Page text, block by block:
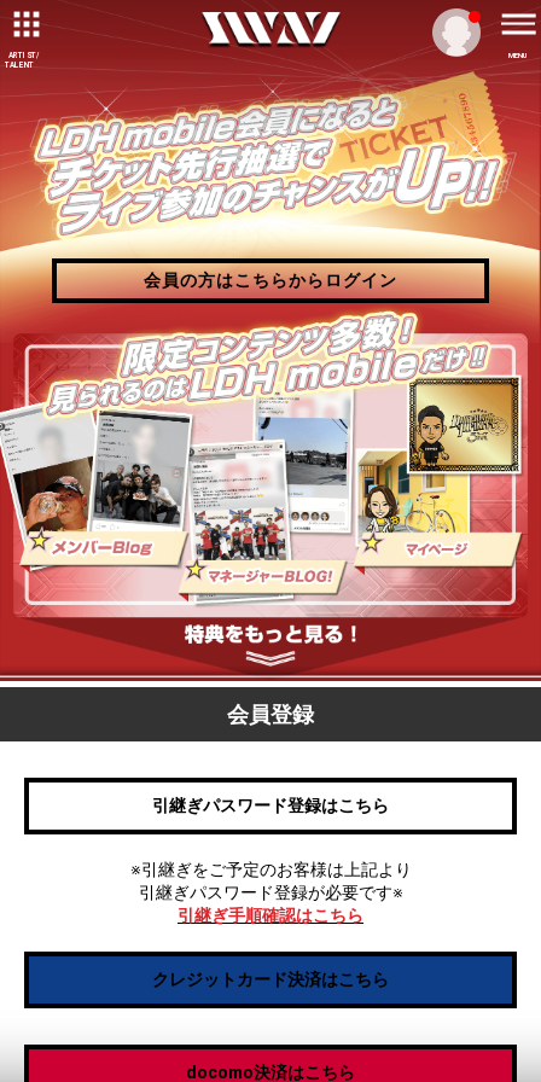
ARTIST/
TALENT
MENU
会員の方はこちらからログイン
会員の方はこちらからログイン
会員登録
引継ぎパスワード登録はこちら
※引継ぎをご予定のお客様は上記より
引継ぎパスワード登録が必要です※
引継ぎ手順確認はこちら
クレジットカード決済はこちら
docomo決済はこちら